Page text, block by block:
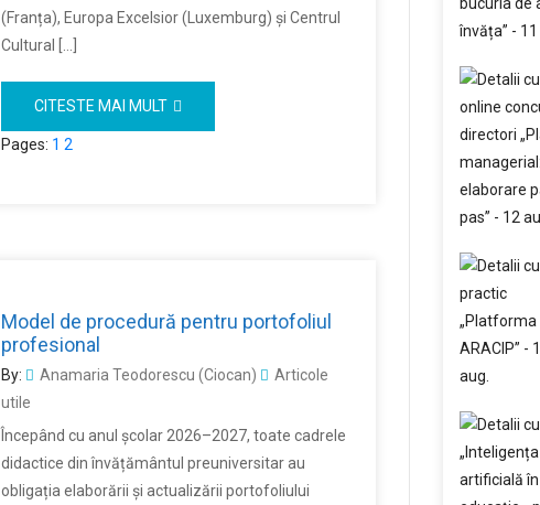
(Franța), Europa Excelsior (Luxemburg) și Centrul
Cultural […]
CITESTE MAI MULT
Pages: 1 2
Model de procedură pentru portofoliul
profesional
By: Anamaria Teodorescu (Ciocan)
Articole
utile
Începând cu anul școlar 2026–2027, toate cadrele
didactice din învățământul preuniversitar au
obligația elaborării și actualizării portofoliului